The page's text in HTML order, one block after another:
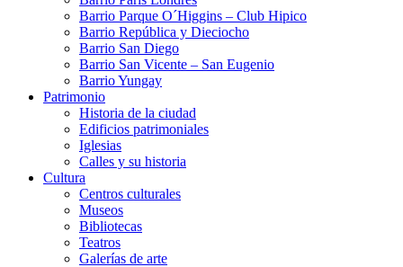
Barrio Parque O´Higgins – Club Hipico
Barrio República y Dieciocho
Barrio San Diego
Barrio San Vicente – San Eugenio
Barrio Yungay
Patrimonio
Historia de la ciudad
Edificios patrimoniales
Iglesias
Calles y su historia
Cultura
Centros culturales
Museos
Bibliotecas
Teatros
Galerí­as de arte